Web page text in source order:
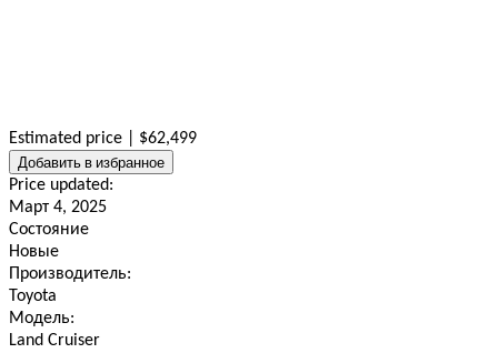
Estimated price | $62,499
Добавить в избранное
Price updated:
Март 4, 2025
Состояние
Новые
Производитель:
Toyota
Модель:
Land Cruiser